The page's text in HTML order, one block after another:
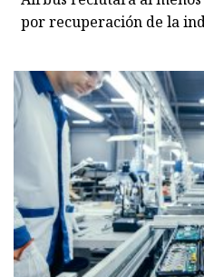
por recuperación de la